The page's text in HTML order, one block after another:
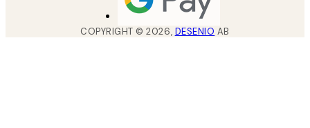
COPYRIGHT ©2026, DESENIO AB